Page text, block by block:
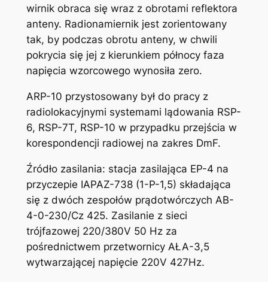
wirnik obraca się wraz z obrotami reflektora
anteny. Radionamiernik jest zorientowany
tak, by podczas obrotu anteny, w chwili
pokrycia się jej z kierunkiem północy faza
napięcia wzorcowego wynosiła zero.
ARP-10 przystosowany był do pracy z
radiolokacyjnymi systemami lądowania RSP-
6, RSP-7T, RSP-10 w przypadku przejścia w
korespondencji radiowej na zakres DmF.
Źródło zasilania: stacja zasilająca EP-4 na
przyczepie IAPAZ-738 (1-P-1,5) składająca
się z dwóch zespołów prądotwórczych AB-
4-0-230/Cz 425. Zasilanie z sieci
trójfazowej 220/380V 50 Hz za
pośrednictwem przetwornicy AŁA-3,5
wytwarzającej napięcie 220V 427Hz.